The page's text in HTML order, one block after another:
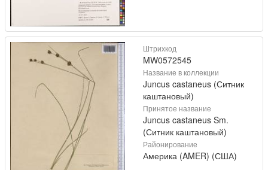
Штрихкод
MW0572545
Название в коллекции
Juncus castaneus (Ситник
каштановый)
Принятое название
Juncus castaneus Sm.
(Ситник каштановый)
Районирование
Америка (AMER) (США)